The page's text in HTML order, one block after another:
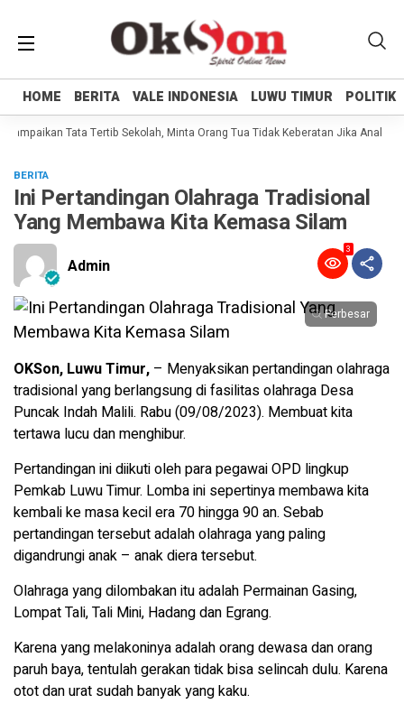
HOME BERITA VALE INDONESIA LUWU TIMUR POLITIK
HOME BERITA VALE INDONESIA LUWU TIMUR POLITIK
Tata Tertib Sekolah, Minta Orang Tua Tidak Keberatan Jika Anaknya
BERITA
Ini Pertandingan Olahraga Tradisional
Yang Membawa Kita Kemasa Silam
Admin
3
Perbesar
OKSon, Luwu Timur, – Menyaksikan pertandingan olahraga
tradisional yang berlangsung di fasilitas olahraga Desa
Puncak Indah Malili. Rabu (09/08/2023). Membuat kita
tertawa lucu dan menghibur.
Pertandingan ini diikuti oleh para pegawai OPD lingkup
Pemkab Luwu Timur. Lomba ini sepertinya membawa kita
kembali ke masa kecil era 70 hingga 90 an. Sebab
pertandingan tersebut adalah olahraga yang paling
digandrungi anak – anak diera tersebut.
Olahraga yang dilombakan itu adalah Permainan Gasing,
Lompat Tali, Tali Mini, Hadang dan Egrang.
Karena yang melakoninya adalah orang dewasa dan orang
paruh baya, tentulah gerakan tidak bisa selincah dulu. Karena
otot dan urat sudah banyak yang kaku.